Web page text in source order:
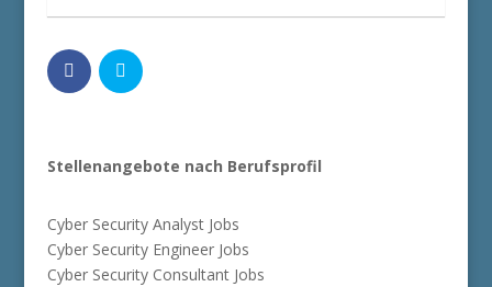
Stellenangebote nach Berufsprofil
Cyber Security Analyst Jobs
Cyber Security Engineer Jobs
Cyber Security Consultant Jobs